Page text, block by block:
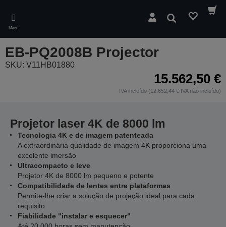
main
content
Menu
Pesquisar
EB-PQ2008B Projector
SKU: V11HB01880
15.562,50 €
IVA incluído (12.652,44 € IVA não incluído)
Projetor laser 4K de 8000 lm
Tecnologia 4K e de imagem patenteada
A extraordinária qualidade de imagem 4K proporciona uma
excelente imersão
Ultracompacto e leve
Projetor 4K de 8000 lm pequeno e potente
Compatibilidade de lentes entre plataformas
Permite-lhe criar a solução de projeção ideal para cada
requisito
Fiabilidade "instalar e esquecer"